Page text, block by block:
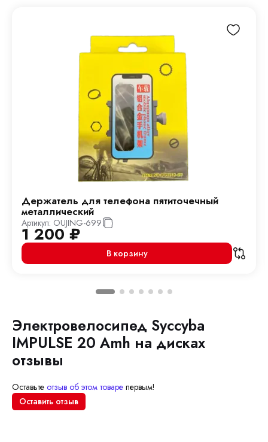
Держатель для телефона пятиточечный
металлический
Артикул: OUJING-699
1 200₽
В корзину
Электровелосипед Syccyba
IMPULSE 20 Amh на дисках
отзывы
Оставьте отзыв об этом товаре первым!
Оставить отзыв